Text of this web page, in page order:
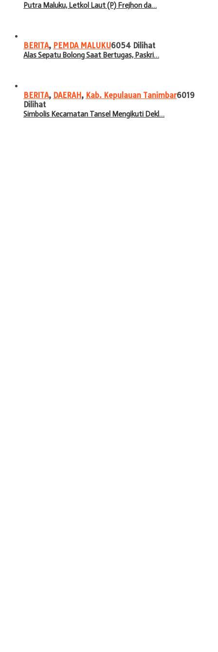
Putra Maluku, Letkol Laut (P) Frejhon da…
BERITA, PEMDA MALUKU6054 Dilihat
Alas Sepatu Bolong Saat Bertugas, Paskri…
BERITA, DAERAH, Kab. Kepulauan Tanimbar6019
Dilihat
Simbolis Kecamatan Tansel Mengikuti Dekl…